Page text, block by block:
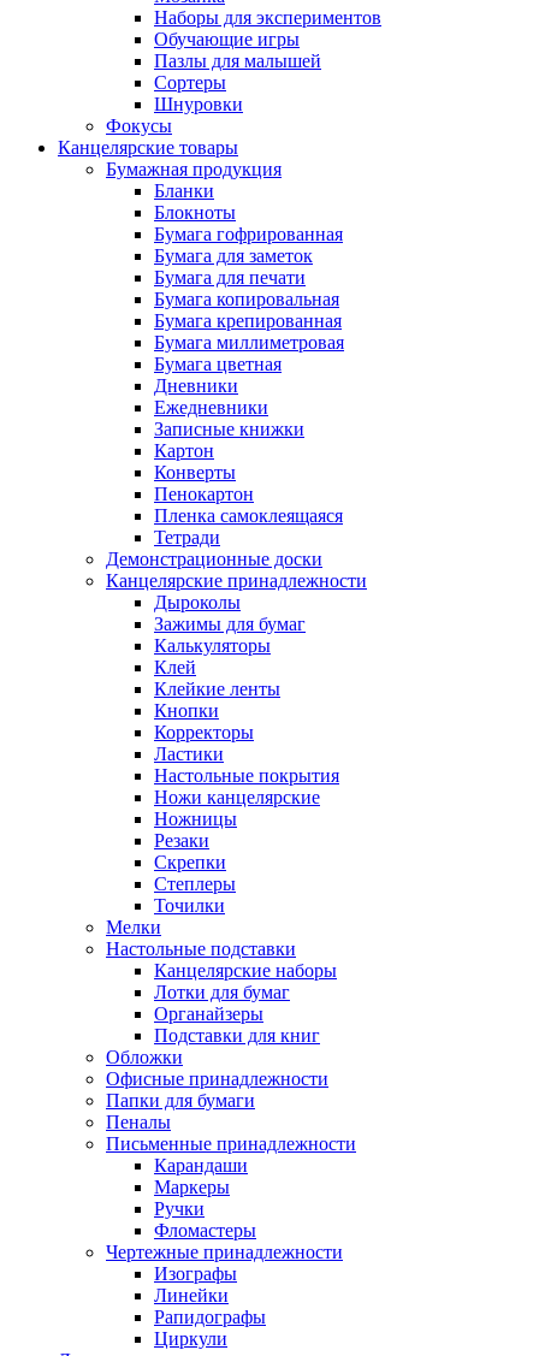
Наборы для экспериментов
Обучающие игры
Пазлы для малышей
Сортеры
Шнуровки
Фокусы
Канцелярские товары
Бумажная продукция
Бланки
Блокноты
Бумага гофрированная
Бумага для заметок
Бумага для печати
Бумага копировальная
Бумага крепированная
Бумага миллиметровая
Бумага цветная
Дневники
Ежедневники
Записные книжки
Картон
Конверты
Пенокартон
Пленка самоклеящаяся
Тетради
Демонстрационные доски
Канцелярские принадлежности
Дыроколы
Зажимы для бумаг
Калькуляторы
Клей
Клейкие ленты
Кнопки
Корректоры
Ластики
Настольные покрытия
Ножи канцелярские
Ножницы
Резаки
Скрепки
Степлеры
Точилки
Мелки
Настольные подставки
Канцелярские наборы
Лотки для бумаг
Органайзеры
Подставки для книг
Обложки
Офисные принадлежности
Папки для бумаги
Пеналы
Письменные принадлежности
Карандаши
Маркеры
Ручки
Фломастеры
Чертежные принадлежности
Изографы
Линейки
Рапидографы
Циркули